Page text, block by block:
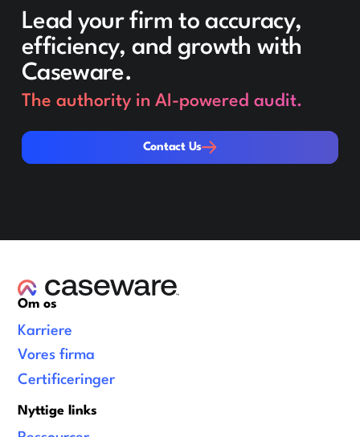
Lead your firm to accuracy,
efficiency, and growth with
Caseware.
The authority in AI-powered audit.
Contact Us
Contact Us
Om os
Karriere
Vores firma
Certificeringer
Nyttige links